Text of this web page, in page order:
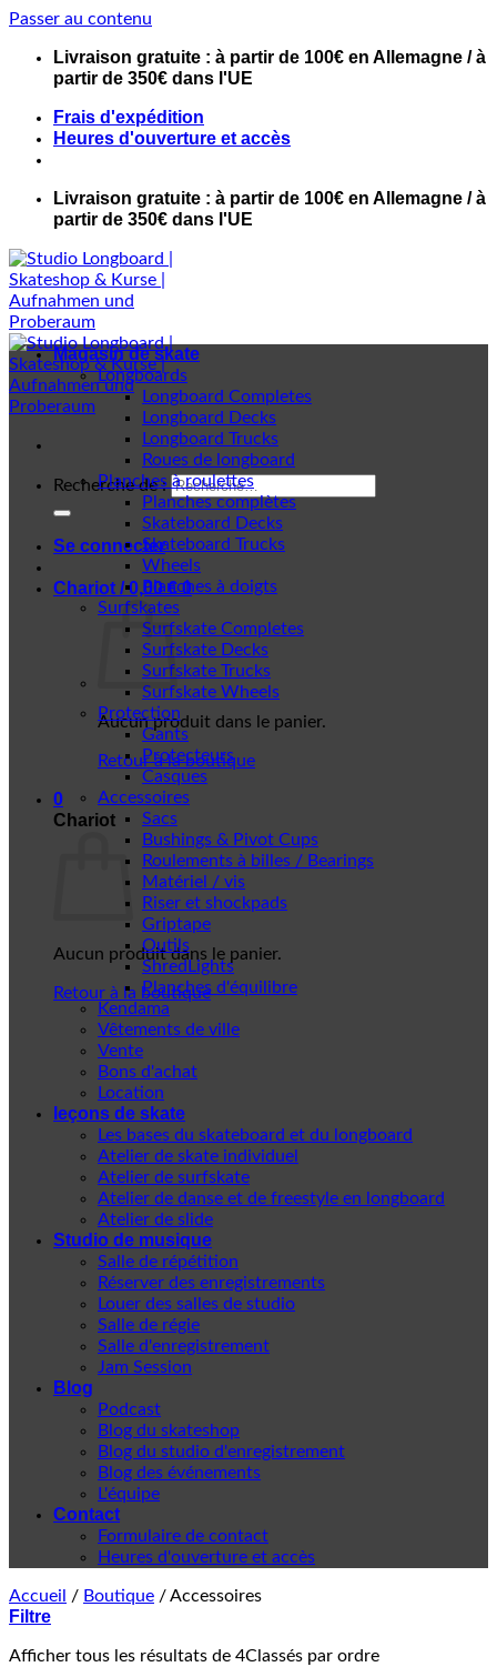
Passer au contenu
Livraison gratuite : à partir de 100€ en Allemagne / à
partir de 350€ dans l'UE
Frais d'expédition
Heures d'ouverture et accès
Livraison gratuite : à partir de 100€ en Allemagne / à
partir de 350€ dans l'UE
Recherche de :
Se connecter
Chariot /0,00€ 0
Aucun produit dans le panier.
Retour à la boutique
0
Chariot
Aucun produit dans le panier.
Retour à la boutique
Magasin de skate
Longboards
Longboard Completes
Longboard Decks
Longboard Trucks
Roues de longboard
Planches à roulettes
Planches complètes
Skateboard Decks
Skateboard Trucks
Wheels
Planches à doigts
Surfskates
Surfskate Completes
Surfskate Decks
Surfskate Trucks
Surfskate Wheels
Protection
Gants
Protecteurs
Casques
Accessoires
Sacs
Bushings & Pivot Cups
Roulements à billes / Bearings
Matériel / vis
Riser et shockpads
Griptape
Outils
ShredLights
Planches d'équilibre
Kendama
Vêtements de ville
Vente
Bons d'achat
Location
leçons de skate
Les bases du skateboard et du longboard
Atelier de skate individuel
Atelier de surfskate
Atelier de danse et de freestyle en longboard
Atelier de slide
Studio de musique
Salle de répétition
Réserver des enregistrements
Louer des salles de studio
Salle de régie
Salle d'enregistrement
Jam Session
Blog
Podcast
Blog du skateshop
Blog du studio d'enregistrement
Blog des événements
L'équipe
Contact
Formulaire de contact
Heures d'ouverture et accès
Accueil / Boutique /Accessoires
Filtre
Afficher tous les résultats de 4Classés par ordre